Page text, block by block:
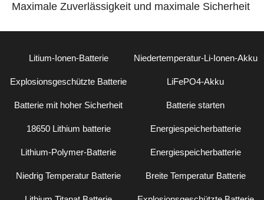
Maximale Zuverlässigkeit und maximale Sicherheit
Litium-Ionen-Batterie Niedertemperatur-Li-Ionen-Akku
Explosionsgeschützte Batterie LiFePO4-Akku
Batterie mit hoher Sicherheit Batterie starten
18650 Lithium batterie Energiespeicherbatterie
Lithium-Polymer-Batterie Energiespeicherbatterie
Niedrig Temperatur Batterie Breite Temperatur Batterie